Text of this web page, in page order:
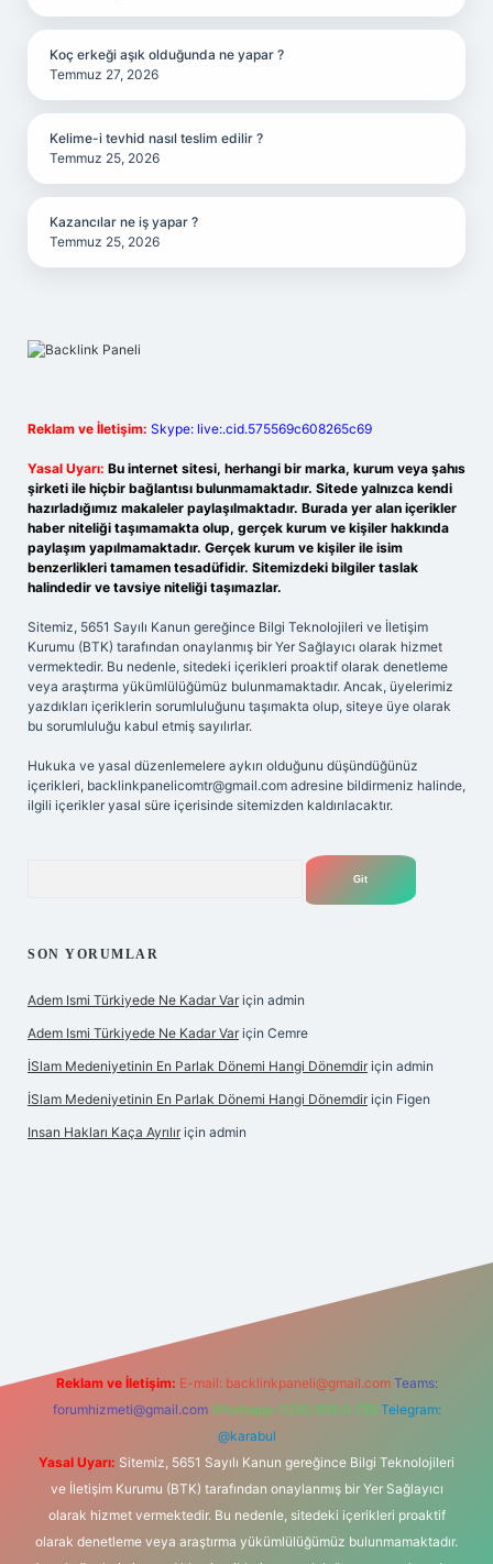
Koç erkeği aşık olduğunda ne yapar ?
Temmuz 27, 2026
Kelime-i tevhid nasıl teslim edilir ?
Temmuz 25, 2026
Kazancılar ne iş yapar ?
Temmuz 25, 2026
Reklam ve İletişim: Skype: live:.cid.575569c608265c69
Yasal Uyarı: Bu internet sitesi, herhangi bir marka, kurum veya şahıs
şirketi ile hiçbir bağlantısı bulunmamaktadır. Sitede yalnızca kendi
hazırladığımız makaleler paylaşılmaktadır. Burada yer alan içerikler
haber niteliği taşımamakta olup, gerçek kurum ve kişiler hakkında
paylaşım yapılmamaktadır. Gerçek kurum ve kişiler ile isim
benzerlikleri tamamen tesadüfidir. Sitemizdeki bilgiler taslak
halindedir ve tavsiye niteliği taşımazlar.
Sitemiz, 5651 Sayılı Kanun gereğince Bilgi Teknolojileri ve İletişim
Kurumu (BTK) tarafından onaylanmış bir Yer Sağlayıcı olarak hizmet
vermektedir. Bu nedenle, sitedeki içerikleri proaktif olarak denetleme
veya araştırma yükümlülüğümüz bulunmamaktadır. Ancak, üyelerimiz
yazdıkları içeriklerin sorumluluğunu taşımakta olup, siteye üye olarak
bu sorumluluğu kabul etmiş sayılırlar.
Hukuka ve yasal düzenlemelere aykırı olduğunu düşündüğünüz
içerikleri, backlinkpanelicomtr@gmail.com adresine bildirmeniz halinde,
ilgili içerikler yasal süre içerisinde sitemizden kaldırılacaktır.
SON YORUMLAR
Adem Ismi Türkiyede Ne Kadar Var için admin
Adem Ismi Türkiyede Ne Kadar Var için Cemre
İSlam Medeniyetinin En Parlak Dönemi Hangi Dönemdir için admin
İSlam Medeniyetinin En Parlak Dönemi Hangi Dönemdir için Figen
Insan Hakları Kaça Ayrılır için admin
Reklam ve İletişim: E-mail: backlinkpaneli@gmail.com Teams:
forumhizmeti@gmail.com Whatsapp: 0262 606 0 726 Telegram:
@karabul
Yasal Uyarı: Sitemiz, 5651 Sayılı Kanun gereğince Bilgi Teknolojileri
ve İletişim Kurumu (BTK) tarafından onaylanmış bir Yer Sağlayıcı
olarak hizmet vermektedir. Bu nedenle, sitedeki içerikleri proaktif
olarak denetleme veya araştırma yükümlülüğümüz bulunmamaktadır.